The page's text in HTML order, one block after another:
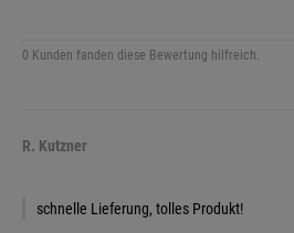
0 Kunden fanden diese Bewertung hilfreich.
R. Kutzner
schnelle Lieferung, tolles Produkt!